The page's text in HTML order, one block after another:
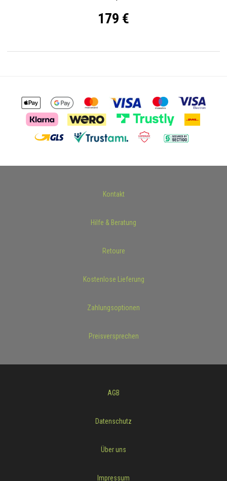
179 €
Kontakt
Hilfe & Beratung
Retoure
Kostenlose Lieferung
Zahlungsoptionen
Preisversprechen
AGB
Datenschutz
Über uns
Impressum